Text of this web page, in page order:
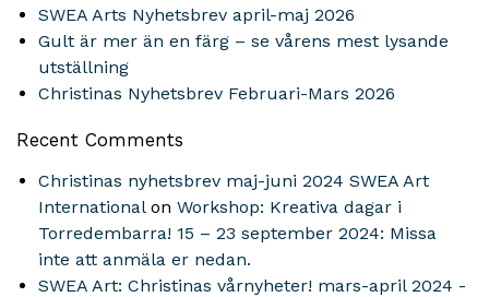
SWEA Arts Nyhetsbrev april-maj 2026
Gult är mer än en färg – se vårens mest lysande
utställning
Christinas Nyhetsbrev Februari-Mars 2026
Recent Comments
Christinas nyhetsbrev maj-juni 2024 SWEA Art
Internationalon Workshop: Kreativa dagar i
Torredembarra! 15 – 23 september 2024: Missa
inte att anmäla er nedan.
SWEA Art: Christinas vårnyheter! mars-april 2024 -